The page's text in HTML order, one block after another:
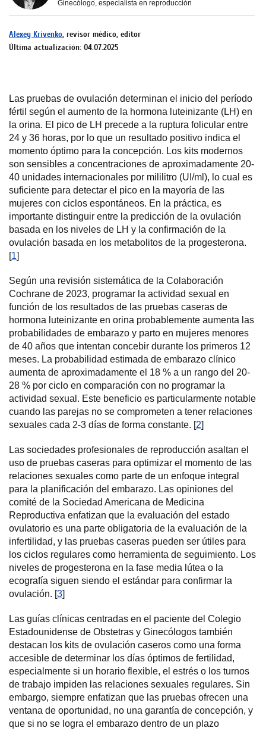
Ginecólogo, especialista en reproducción
Alexey Krivenko, revisor médico, editor
Última actualización: 04.07.2025
Las pruebas de ovulación determinan el inicio del período
fértil según el aumento de la hormona luteinizante (LH) en
la orina. El pico de LH precede a la ruptura folicular entre
24 y 36 horas, por lo que un resultado positivo indica el
momento óptimo para la concepción. Los kits modernos
son sensibles a concentraciones de aproximadamente 20-
40 unidades internacionales por mililitro (UI/ml), lo cual es
suficiente para detectar el pico en la mayoría de las
mujeres con ciclos espontáneos. En la práctica, es
importante distinguir entre la predicción de la ovulación
basada en los niveles de LH y la confirmación de la
ovulación basada en los metabolitos de la progesterona.
[1]
Según una revisión sistemática de la Colaboración
Cochrane de 2023, programar la actividad sexual en
función de los resultados de las pruebas caseras de
hormona luteinizante en orina probablemente aumenta las
probabilidades de embarazo y parto en mujeres menores
de 40 años que intentan concebir durante los primeros 12
meses. La probabilidad estimada de embarazo clínico
aumenta de aproximadamente el 18 % a un rango del 20-
28 % por ciclo en comparación con no programar la
actividad sexual. Este beneficio es particularmente notable
cuando las parejas no se comprometen a tener relaciones
sexuales cada 2-3 días de forma constante. [2]
Las sociedades profesionales de reproducción asaltan el
uso de pruebas caseras para optimizar el momento de las
relaciones sexuales como parte de un enfoque integral
para la planificación del embarazo. Las opiniones del
comité de la Sociedad Americana de Medicina
Reproductiva enfatizan que la evaluación del estado
ovulatorio es una parte obligatoria de la evaluación de la
infertilidad, y las pruebas caseras pueden ser útiles para
los ciclos regulares como herramienta de seguimiento. Los
niveles de progesterona en la fase media lútea o la
ecografía siguen siendo el estándar para confirmar la
ovulación. [3]
Las guías clínicas centradas en el paciente del Colegio
Estadounidense de Obstetras y Ginecólogos también
destacan los kits de ovulación caseros como una forma
accesible de determinar los días óptimos de fertilidad,
especialmente si un horario flexible, el estrés o los turnos
de trabajo impiden las relaciones sexuales regulares. Sin
embargo, siempre enfatizan que las pruebas ofrecen una
ventana de oportunidad, no una garantía de concepción, y
que si no se logra el embarazo dentro de un plazo